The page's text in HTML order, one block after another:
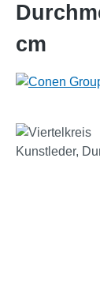
cm
Bildergalerie